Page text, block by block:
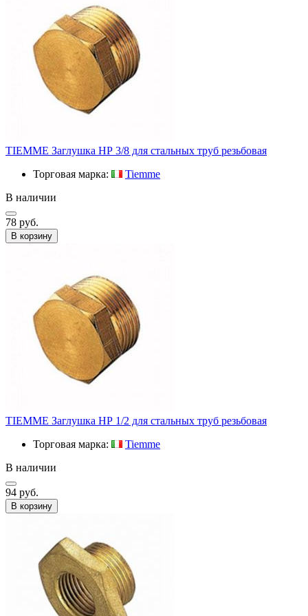
TIEMME Заглушка НР 3/8 для стальных труб резьбовая
Торговая марка:
Tiemme
В наличии
78 руб.
В корзину
TIEMME Заглушка НР 1/2 для стальных труб резьбовая
Торговая марка:
Tiemme
В наличии
94 руб.
В корзину